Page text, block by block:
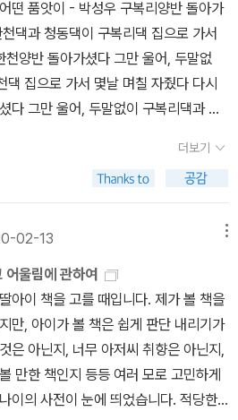
이(사춘기)를 맞이하는 푸름이 곁에 서
을 이래저래 다독이는 시늉은 멈추고서,
는 하루를 들려줄 노릇이다. 봄나이란
꽃이 피는 봄여름이란, 곧 씨앗을 품은
요, 사람도 마찬가지라서 푸름이는 ‘손
랑하는 삶’을 익히고 다듬을 노릇이다.
면 “봄나이 맞이(사춘기 준비)”하고 마
숲노래 동시 따라쓰기》, 《새로 쓰는 말
위한 우리말과 문해력》, 《들꽃내음 따
》, 《우리말꽃》, 《쉬운 말이 평화》,
말 수수께끼 동시》, 《시골에서 살림 짓는
》를 썼다. blog.naver.com/hbooklov
산갑 국회의원 보궐선거 출마 선언htt
article/028/0002799913?t
지 않는 참사의 사슬… '샌드위치 패
품앗이 - 박성우 구복리양반 돌아가
댁과 청동댁이 구복리댁 집으로 가서
양반 돌아가셨다 그만 울어, 두말없
댁 집으로 가서 몇날 며칠 자줬다 다시
다 그만 울어, 두말없이 구복리댁과 한
했다 자식새끼들 후다닥 왔다 후다닥
품앗이는 소쩍새 울음처럼 이어지곤
고 청동댁은 내 친구수열이 어매고한천
내게 <아홉 살 마음사전>을 비롯 ‘아홉
된 작가이다. 초등학교 2학년부터 국어
등장하는데, 학년이 올라갈수록 상황과
살 사전‘은 그런 이유로 기획된 시리즈
더없이 더딘 아들 때문에 이 시리즈를
의 상술이 대놓고 보이는 책이라 그다지
은 5학년인 지금도 이 사전 시리즈를
는다. 무엇보다 그림이 정말 귀엽다.내
더보기
02-13
울림에 관하여
아이 책을 고를 때입니다. 제가 볼 책을
은 아닌지, 너무 아저씨 취향은 아닌지,
만한 책인지 등등 여러 모로 고민하게
이의 사전이 눈에 띄었습니다. 적당한